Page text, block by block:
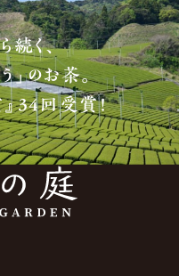
続く、
」のお茶。
34回受賞！